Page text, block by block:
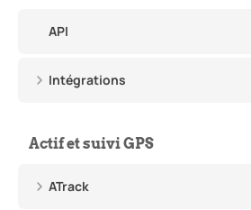
API
Intégrations
Actif et suivi GPS
ATrack